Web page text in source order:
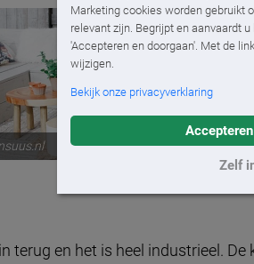
Marketing cookies worden gebruikt
relevant zijn. Begrijpt en aanvaardt
'Accepteren en doorgaan'. Met de
wijzigen.
Bekijk onze privacyverklaring
Zelf
terug en het is heel industrieel. De